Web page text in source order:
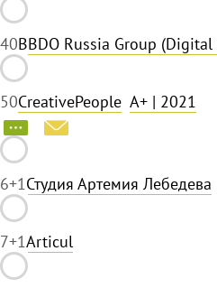
40BBDO Russia Group
50CreativePeople A+ | 2021
6+1Студия Артемия Лебедева
7+1Articul